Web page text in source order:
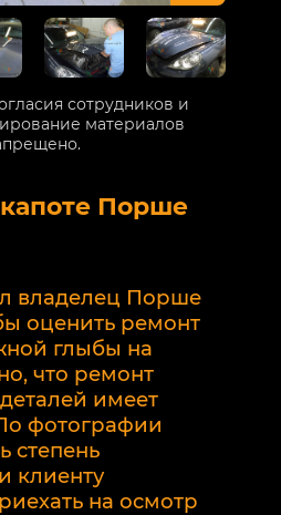
Порше
владелец Порше
оценить ремонт
глыбы на
что ремонт
имеет
фотографии
степень
клиенту
на осмотр
сотрудников и
материалов